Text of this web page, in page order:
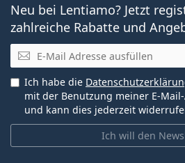
Neu bei Lentiamo? Jetzt
zahlreiche Rabatte und
E-Mail
Ich will den
Ich habe die
mit der Benutzung meiner E-
und kann dies jederzeit